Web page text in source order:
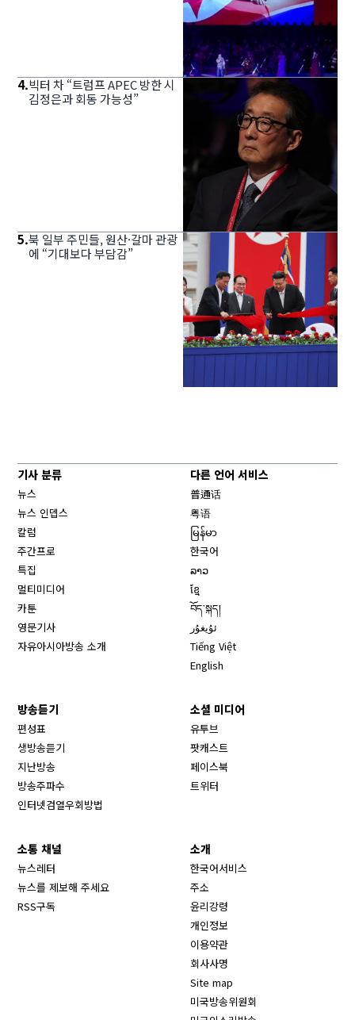
4.빅터 차 “트럼프 APEC 방한 시
김정은과 회동 가능성”
5.북 일부 주민들, 원산·갈마 관광
에 “기대보다 부담감”
기사 분류
뉴스
뉴스 인뎁스
칼럼
주간프로
특집
멀티미디어
카툰
영문기사
자유아시아방송 소개
다른 언어 서비스
普通话
粤语
မြန်မာ
한국어
ລາວ
ខ្មែ
བོད་སྐད།
ئۇيغۇر
Tiếng Việt
English
방송듣기
편성표
생방송듣기
지난방송
방송주파수
인터넷검열우회방법
소셜 미디어
유투브
팟캐스트
페이스북
트위터
소통 채널
뉴스레터
뉴스를 제보해 주세요
RSS구독
소개
한국어서비스
주소
윤리강령
개인정보
이용약관
회사사명
Site map
미국방송위원회